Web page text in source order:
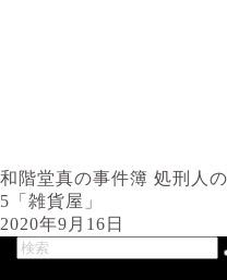
和階堂真の事件簿 処刑人
5「雑貨屋」
2020年9月16日